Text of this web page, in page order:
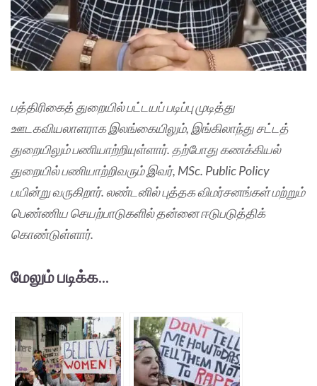
பத்திரிகைத் துறையில் பட்டயப் படிப்பு முடித்து
ஊடகவியலாளராக இலங்கையிலும், இங்கிலாந்து சட்டத்
துறையிலும் பணியாற்றியுள்ளார். தற்போது கணக்கியல்
துறையில் பணியாற்றிவரும் இவர், MSc. Public Policy
பயின்று வருகிறார். லண்டனில் புத்தக விமர்சனங்கள் மற்றும்
பெண்ணிய செயற்பாடுகளில் தன்னை ஈடுபடுத்திக்
கொண்டுள்ளார்.
மேலும் படிக்க...